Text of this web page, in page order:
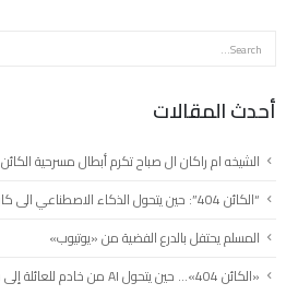
أحدث المقالات
الشيخه ام راكان ال صباح تكرم أبطال مسرحية الكائن ٤٠٤
“الكائن 404”: حين يتحول الذكاء الاصطناعي الى كابوس وجودي
المسلم يحتفل بالدرع الفضية من «يوتيوب»
«الكائن 404»… حين يتحول AI من خادم للعائلة إلى سيد لمصيرها اقرأ المزيد